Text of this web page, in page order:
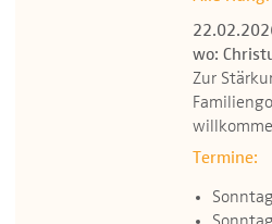
wo:
Zur
Termine: